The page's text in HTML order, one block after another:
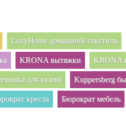
CozyHome домашний текстиль
KRONA вытяжки KRONA
для кухни Kuppersberg
кресла Бюрократ мебель